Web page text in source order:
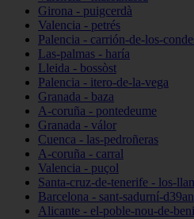
Girona - puigcerdà
Valencia - petrés
Palencia - carrión-de-los-
Las-palmas - haría
Lleida - bossòst
Palencia - itero-de-la-vega
Granada - baza
A-coruña - pontedeume
Granada - válor
Cuenca - las-pedroñeras
A-coruña - carral
Valencia - puçol
Santa-cruz-de-tenerife - los-
Barcelona - sant-sadurní-
Alicante - el-poble-nou-de-